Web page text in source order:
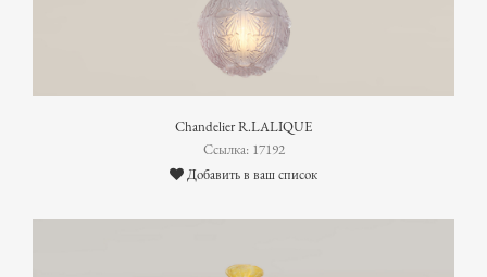
Chandelier R.LALIQUE
Ссылка: 17192
Добавить в ваш список